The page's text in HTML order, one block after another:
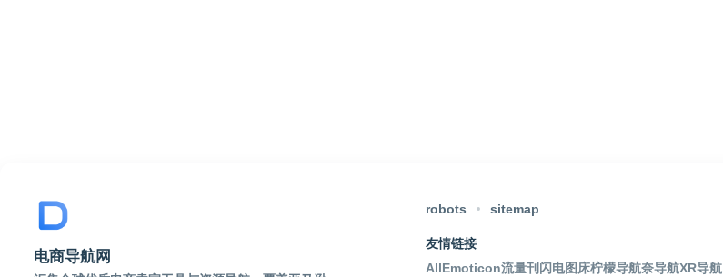
电商导航网
robots sitemap
友情链接
AllEmoticon流量刊 闪电图床柠檬导航奈导航XR导航